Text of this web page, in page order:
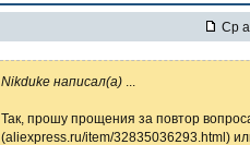
Ср
Nikduke написал(а)
Так, прошу прощения за повтор
(aliexpress.ru/item/32835036293.html)